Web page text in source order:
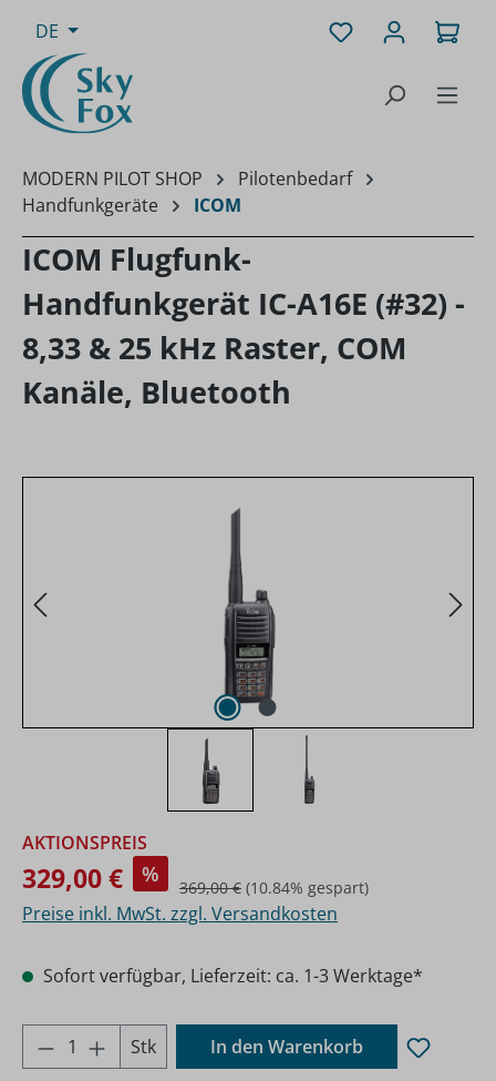
Zum Hauptinhalt springen
DE Du hast 0
MODERN PILOT SHOP
Pilotenbedarf
Handfunkgeräte
ICOM
ICOM Flugfunk-
Handfunkgerät IC-A16E (#32) -
8,33 & 25 kHz Raster, COM
Kanäle, Bluetooth
Verkaufspreis:
AKTIONSPREIS
329,00 € % Regulärer Preis:
369,00 € (10.84% gespart)
Preise inkl. MwSt. zzgl. Versandkosten
Sofort verfügbar, Lieferzeit: ca. 1-3 Werktage*
Produkt Anzahl: Gib den gewünschten
Stk In den Warenkorb